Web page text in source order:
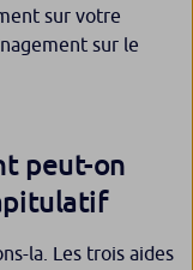
sur votre
sur le
peut-on
la. Les trois aides